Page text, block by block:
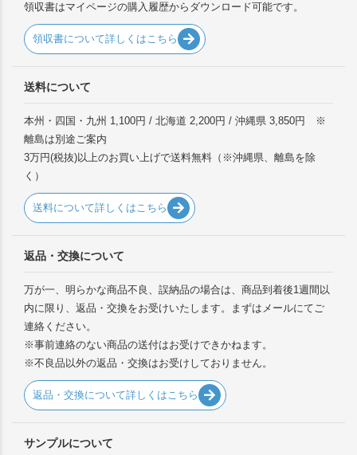
領収書はマイページの購入履歴からダウンロード可能です。
領収書について詳しくはこちら
送料について
本州・四国・九州 1,100円 / 北海道 2,200円 / 沖縄県 3,850円 ※
離島は別途ご案内
3万円(税抜)以上のお買い上げで送料無料（※沖縄県、離島を除
く）
送料について詳しくはこちら
返品・交換について
万が一、明らかな商品不良、誤納品の場合は、商品到着後1週間以
内に限り、返品・交換をお受けいたします。まずはメールにてご
連絡ください。
※事前連絡のない商品の送付はお受けできかねます。
※不良品以外の返品・交換はお受けしておりません。
返品・交換について詳しくはこちら
サンプルについて